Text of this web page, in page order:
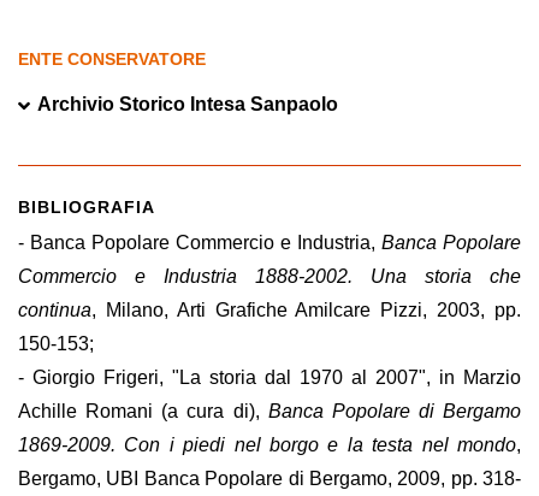
ENTE CONSERVATORE
Archivio Storico Intesa Sanpaolo
BIBLIOGRAFIA
- Banca Popolare Commercio e Industria, Banca Popolare
Commercio e Industria 1888-2002. Una storia che
continua, Milano, Arti Grafiche Amilcare Pizzi, 2003, pp.
150-153;
- Giorgio Frigeri, "La storia dal 1970 al 2007", in Marzio
Achille Romani (a cura di), Banca Popolare di Bergamo
1869-2009. Con i piedi nel borgo e la testa nel mondo,
Bergamo, UBI Banca Popolare di Bergamo, 2009, pp. 318-